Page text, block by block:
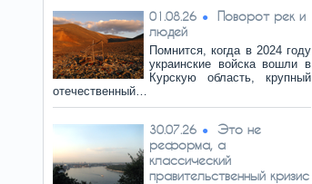
01.08.26
Поворот рек и
людей
Помнится, когда в 2024 году
украинские войска вошли в
Курскую область, крупный
отечественный…
30.07.26
Это не
реформа, а
классический
правительственный кризис